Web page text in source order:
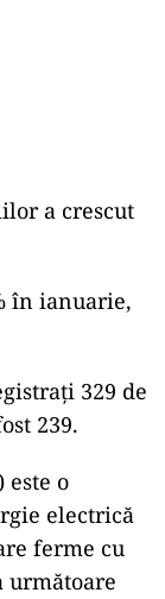
a crescut
în ianuarie,
329 de
239.
este o
electrică
ferme cu
următoare